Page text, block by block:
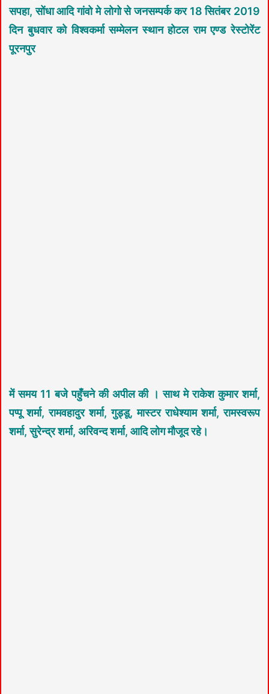
सपहा, सोंधा आदि गांवो मे लोगो से जनसम्पर्क कर 18 सितंबर 2019
दिन बुधवार को विश्वकर्मा सम्मेलन स्थान होटल राम एण्ड रेस्टोरेंट
पूरनपुर
में समय 11 बजे पहुँचने की अपील की । साथ मे राकेश कुमार शर्मा,
पप्पू शर्मा, रामवहादुर शर्मा, गुड्डू, मास्टर राधेश्याम शर्मा, रामस्वरूप
शर्मा, सुरेन्द्र शर्मा, अरिवन्द शर्मा, आदि लोग मौजूद रहे।